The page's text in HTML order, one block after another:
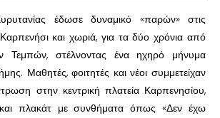
έδωσε δυναμικό «παρών» στις
Καρπενήσι και χωριά, για τα δύο χρόνια από
Τεμπών, στέλνοντας ένα ηχηρό μήνυμα
Μαθητές, φοιτητές και νέοι συμμετείχαν
στην κεντρική πλατεία Καρπενησίου,
πλακάτ με συνθήματα όπως «Δεν έχω